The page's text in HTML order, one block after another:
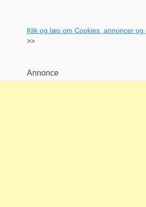
Klik og læs om Cookies, annoncer og
>>
Annonce